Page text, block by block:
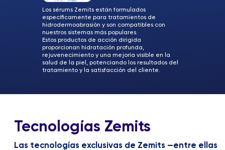
Los sérums Zemits están formulados
específicamente para tratamientos de
hidrodermoabrasión y son compatibles con
nuestros sistemas más populares.
Estos productos de acción dirigida
proporcionan hidratación profunda,
rejuvenecimiento y una mejoría visible en la
salud de la piel, potenciando los resultados del
tratamiento y la satisfacción del cliente.